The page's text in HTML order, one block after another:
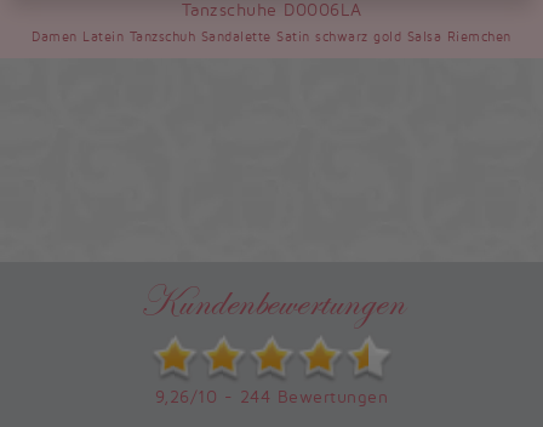
Tanzschuhe D0006LA
Damen Latein Tanzschuh Sandalette Satin schwarz gold Salsa Riemchen
Kundenbewertungen
9,26/10 - 244 Bewertungen